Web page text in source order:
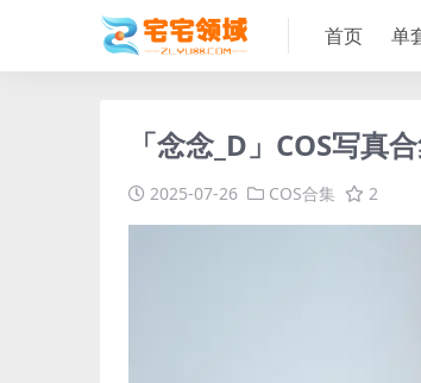
首页 单
「念念_D」COS写真
2025-07-26 COS合集 2